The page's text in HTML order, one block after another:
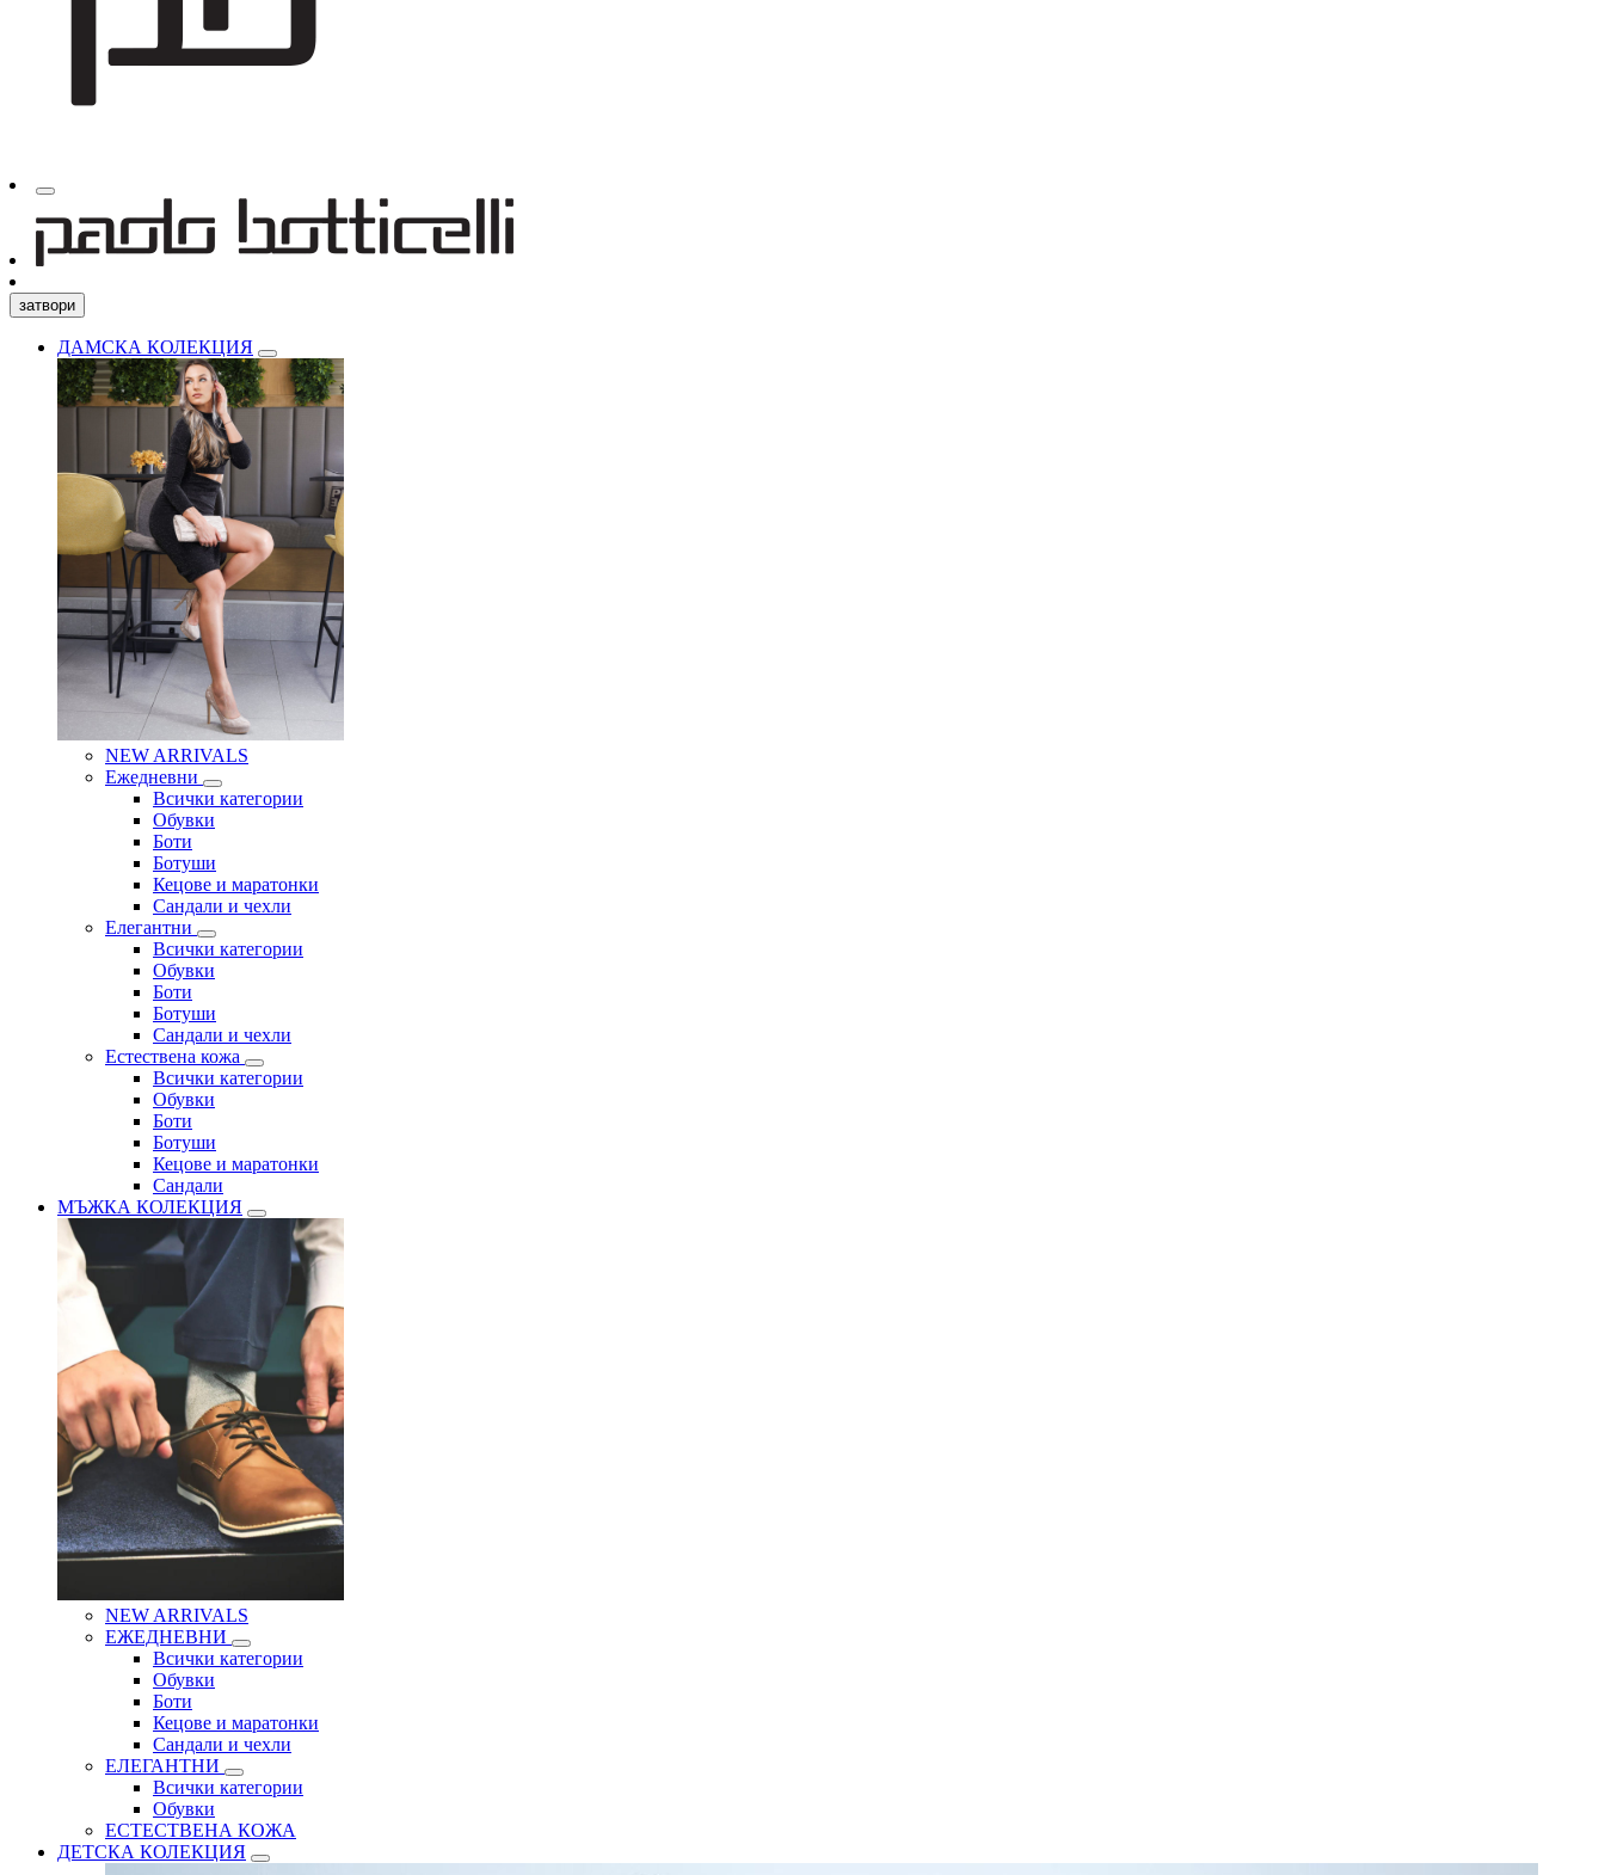
затвори
ДАМСКА КОЛЕКЦИЯ
NEW ARRIVALS
Ежедневни
Всички категории
Обувки
Боти
Ботуши
Кецове и маратонки
Сандали и чехли
Елегантни
Всички категории
Обувки
Боти
Ботуши
Сандали и чехли
Естествена кожа
Всички категории
Обувки
Боти
Ботуши
Кецове и маратонки
Сандали
МЪЖКА КОЛЕКЦИЯ
NEW ARRIVALS
ЕЖЕДНЕВНИ
Всички категории
Обувки
Боти
Кецове и маратонки
Сандали и чехли
ЕЛЕГАНТНИ
Всички категории
Обувки
ЕСТЕСТВЕНА КОЖА
ДЕТСКА КОЛЕКЦИЯ